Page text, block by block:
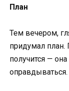
План
Тем вечером,
придумал план.
получится —